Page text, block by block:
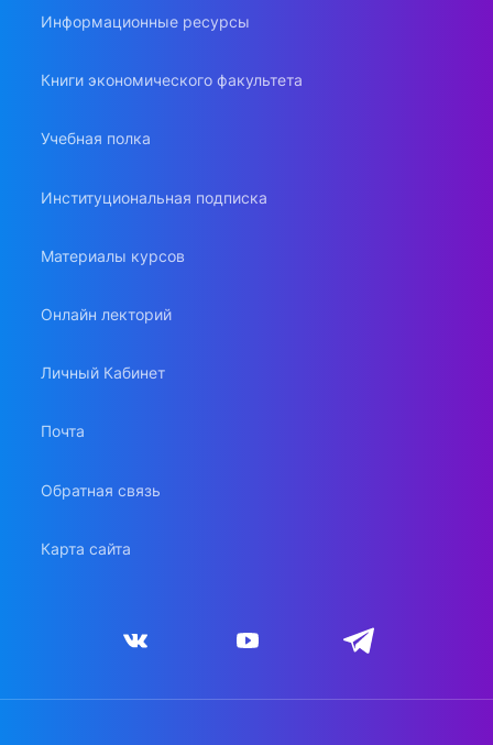
Информационные ресурсы
Книги экономического факультета
Учебная полка
Институциональная подписка
Материалы курсов
Онлайн лекторий
Личный Кабинет
Почта
Обратная связь
Карта сайта